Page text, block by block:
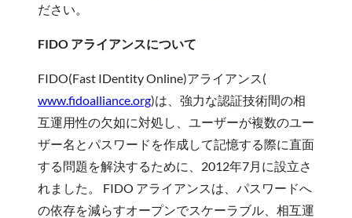
ださい。
FIDO アライアンスについて
FIDO(Fast IDentity Online)アライアンス(
www.fidoalliance.org)は、強力な認証技術間の相
互運用性の欠如に対処し、ユーザーが複数のユー
ザー名とパスワードを作成して記憶する際に直面
する問題を解決するために、2012年7月に設立さ
れました。 FIDO アライアンスは、パスワードへ
の依存を減らすオープンでスケーラブル、相互運